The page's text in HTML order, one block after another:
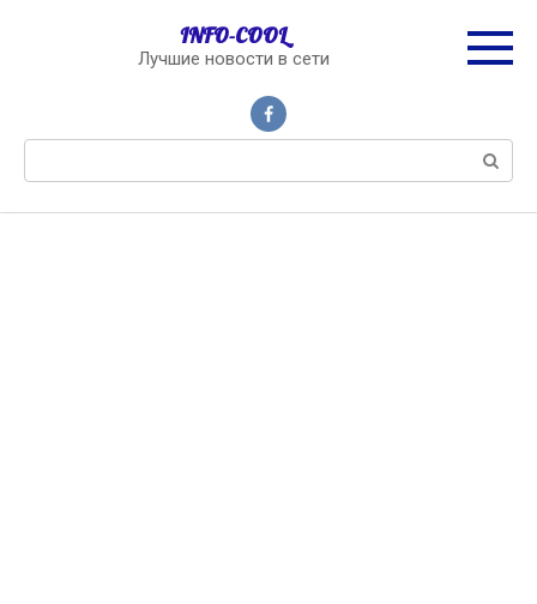
INFO-COOL
Лучшие новости в сети